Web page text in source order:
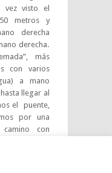
vez visto el
metros y
derecha
derecha.
más
con varios
a mano
llegar al
el puente,
por una
con
entramos en
Mayor.